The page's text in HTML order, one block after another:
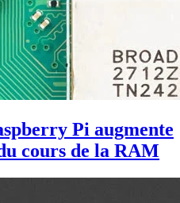
Pi augmente
cours de la RAM